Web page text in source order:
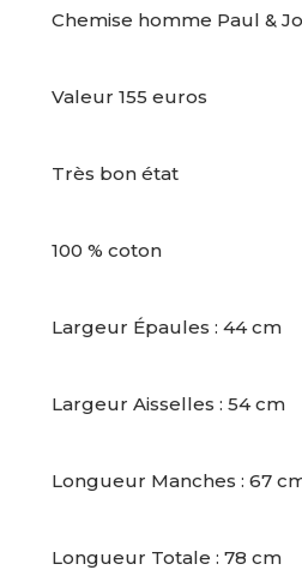
Chemise homme Paul &
Valeur 155 euros
Très bon état
100 % coton
Largeur Épaules : 44 cm
Largeur Aisselles : 54 cm
Longueur Manches : 67
Longueur Totale : 78 cm